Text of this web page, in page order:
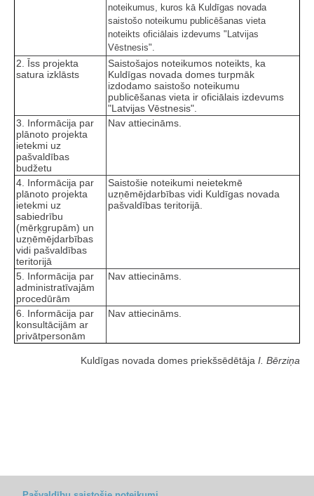
noteikumus, kuros kā Kuldīgas novada
saistošo noteikumu publicēšanas vieta
noteikts oficiālais izdevums "Latvijas
Vēstnesis".
2. Īss projekta
satura izklāsts
Saistošajos noteikumos noteikts, ka
Kuldīgas novada domes turpmāk
izdodamo saistošo noteikumu
publicēšanas vieta ir oficiālais izdevums
"Latvijas Vēstnesis".
3. Informācija par
plānoto projekta
ietekmi uz
pašvaldības
budžetu
Nav attiecināms.
4. Informācija par
plānoto projekta
ietekmi uz
sabiedrību
(mērķgrupām) un
uzņēmējdarbības
vidi pašvaldības
teritorijā
Saistošie noteikumi neietekmē
uzņēmējdarbības vidi Kuldīgas novada
pašvaldības teritorijā.
5. Informācija par
administratīvajām
procedūrām
Nav attiecināms.
6. Informācija par
konsultācijām ar
privātpersonām
Nav attiecināms.
Kuldīgas novada domes priekšsēdētāja I. Bērziņa